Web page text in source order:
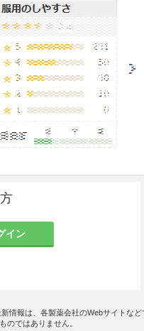
イン
情報は、各製薬会社のWebサイトなど
のではありません。